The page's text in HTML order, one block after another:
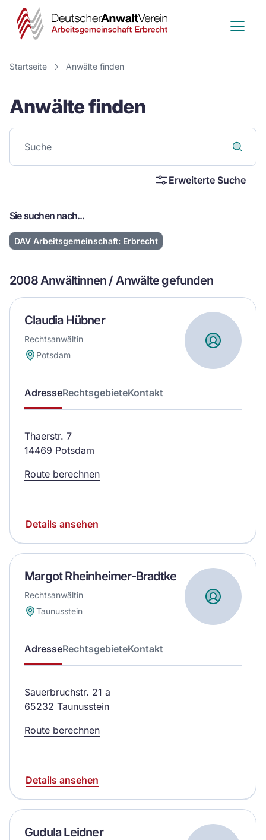
Deutscher
Anwalt
Erbrecht
Startseite Anwälte finden
Anwälte finden
Erweiterte Suche
Sie suchen nach...
DAV Arbeitsgemeinschaft: Erbrecht
2008 Anwältinnen / Anwälte gefunden
Claudia Hübner
Rechtsanwältin
Potsdam
AdresseRechtsgebieteKontakt
Thaerstr. 7
14469 Potsdam
Route berechnen
Details ansehen
Margot Rheinheimer-Bradtke
Rechtsanwältin
Taunusstein
AdresseRechtsgebieteKontakt
Sauerbruchstr. 21 a
65232 Taunusstein
Route berechnen
Details ansehen
Gudula Leidner